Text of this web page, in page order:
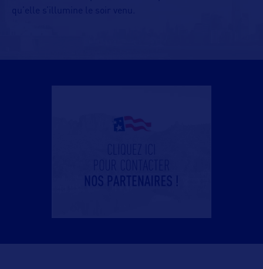
qu’elle s’illumine le soir venu.